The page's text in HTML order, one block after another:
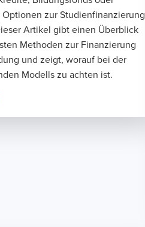
zur Studienfinanzierung
Artikel gibt einen Überblick
Methoden zur Finanzierung
und zeigt, worauf bei der
Modells zu achten ist.